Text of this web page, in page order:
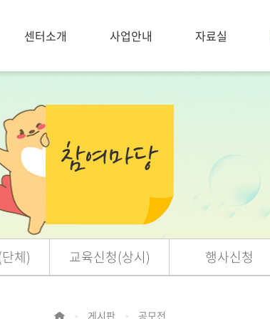
센터소개 사업안내 자료실
체) 교육신청(상시) 행사신청
> 게시판 > 공모전